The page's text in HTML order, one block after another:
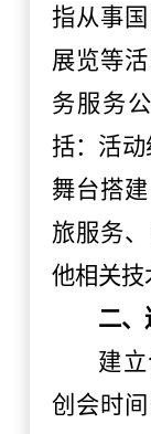
指从事
展览等
务服务
括：活
舞台搭
旅服务
他相关技
二、
建
创会时